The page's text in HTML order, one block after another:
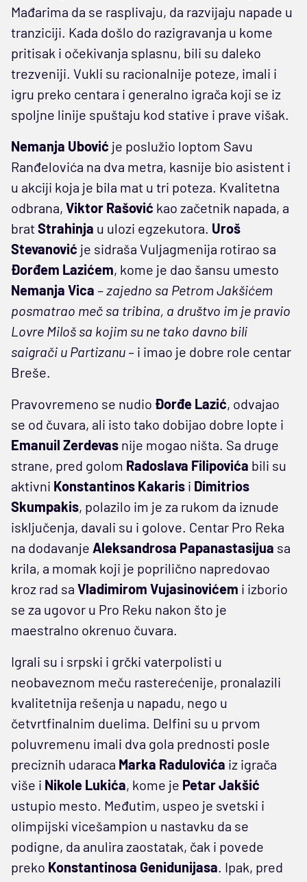
Mađarima da se rasplivaju, da razvijaju napade u
tranziciji. Kada došlo do razigravanja u kome
pritisak i očekivanja splasnu, bili su daleko
trezveniji. Vukli su racionalnije poteze, imali i
igru preko centara i generalno igrača koji se iz
spoljne linije spuštaju kod stative i prave višak.
Nemanja Ubović je poslužio loptom Savu
Ranđelovića na dva metra, kasnije bio asistent i
u akciji koja je bila mat u tri poteza. Kvalitetna
odbrana, Viktor Rašović kao začetnik napada, a
bratStrahinja u ulozi egzekutora. Uroš
Stevanović je sidraša Vuljagmenija rotirao sa
Đorđem Lazićem, kome je dao šansu umesto
Nemanja Vica – zajedno sa Petrom Jakšićem
posmatrao meč sa tribina, a društvo im je pravio
Lovre Miloš sa kojim su ne tako davno bili
saigrači u Partizanu – i imao je dobre role centar
Breše.
Pravovremeno se nudio Đorđe Lazić, odvajao
se od čuvara, ali isto tako dobijao dobre lopte i
Emanuil Zerdevas nije mogao ništa. Sa druge
strane, pred golom Radoslava Filipovića bili su
aktivni Konstantinos Kakaris i Dimitrios
Skumpakis, polazilo im je za rukom da iznude
isključenja, davali su i golove. Centar Pro Reka
na dodavanje Aleksandrosa Papanastasijua sa
krila, a momak koji je poprilično napredovao
kroz rad sa Vladimirom Vujasinovićem i izborio
se za ugovor u Pro Reku nakon što je
maestralno okrenuo čuvara.
Igrali su i srpski i grčki vaterpolisti u
neobaveznom meču rasterećenije, pronalazili
kvalitetnija rešenja u napadu, nego u
četvrtfinalnim duelima. Delfini su u prvom
poluvremenu imali dva gola prednosti posle
preciznih udaraca Marka Radulovića iz igrača
više i Nikole Lukića, kome je Petar Jakšić
ustupio mesto. Međutim, uspeo je svetski i
olimpijski vicešampion u nastavku da se
podigne, da anulira zaostatak, čak i povede
preko Konstantinosa Genidunijasa. Ipak, pred